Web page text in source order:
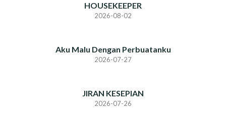
HOUSEKEEPER
2026-08-02
Aku Malu Dengan Perbuatanku
2026-07-27
JIRAN KESEPIAN
2026-07-26